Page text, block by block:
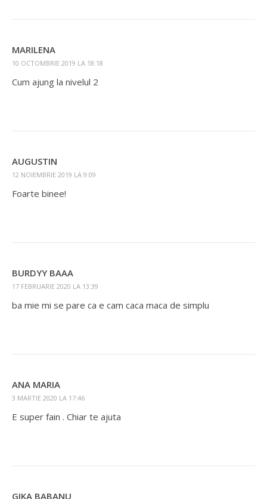
MARILENA
10 OCTOMBRIE 2019 LA 18:18
Cum ajung la nivelul 2
AUGUSTIN
12 NOIEMBRIE 2019 LA 9:09
Foarte binee!
BURDYY BAAA
17 FEBRUARIE 2020 LA 13:39
ba mie mi se pare ca e cam caca maca de simplu
ANA MARIA
3 MARTIE 2020 LA 17:46
E super fain . Chiar te ajuta
GIKA BABANU